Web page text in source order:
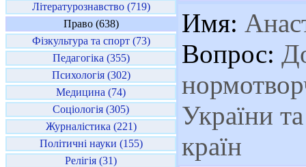
Літературознавство (719)
Право (638)
Фізкультура та спорт (73)
Педагогіка (355)
Психологія (302)
Медицина (74)
Соціологія (305)
Журналістика (221)
Політичні науки (155)
Релігія (31)
Имя:
Вопрос:
України
країн